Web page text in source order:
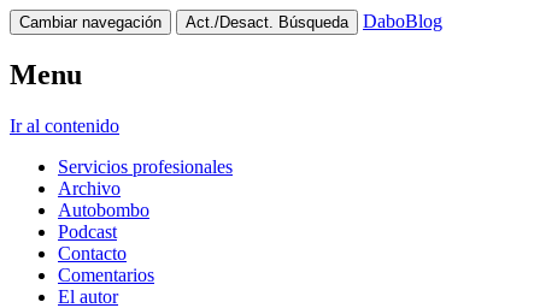
Cambiar navegación Act./Desact. Búsqueda DaboBlog
Menu
Ir al contenido
Servicios profesionales
Archivo
Autobombo
Podcast
Contacto
Comentarios
El autor